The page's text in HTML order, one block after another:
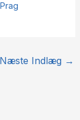
Næste Indlæg →